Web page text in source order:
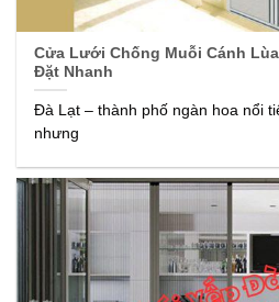
Cửa Lưới Chống Muỗi Cánh
Đặt Nhanh
Đà Lạt – thành phố ngàn hoa nổi
nhưng